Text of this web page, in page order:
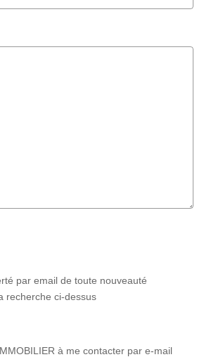
par email de toute nouveauté
recherche ci-dessus
à me contacter par e-mail